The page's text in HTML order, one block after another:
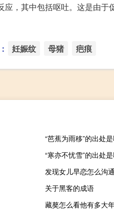
，其中包括呕吐。这是由
妊娠纹 母猪 疤痕
“芭蕉为雨移”的出处
“寒亦不忧雪”的出处
发现女儿早恋怎么沟通
关于黑客的成语
藏獒怎么看他有多大